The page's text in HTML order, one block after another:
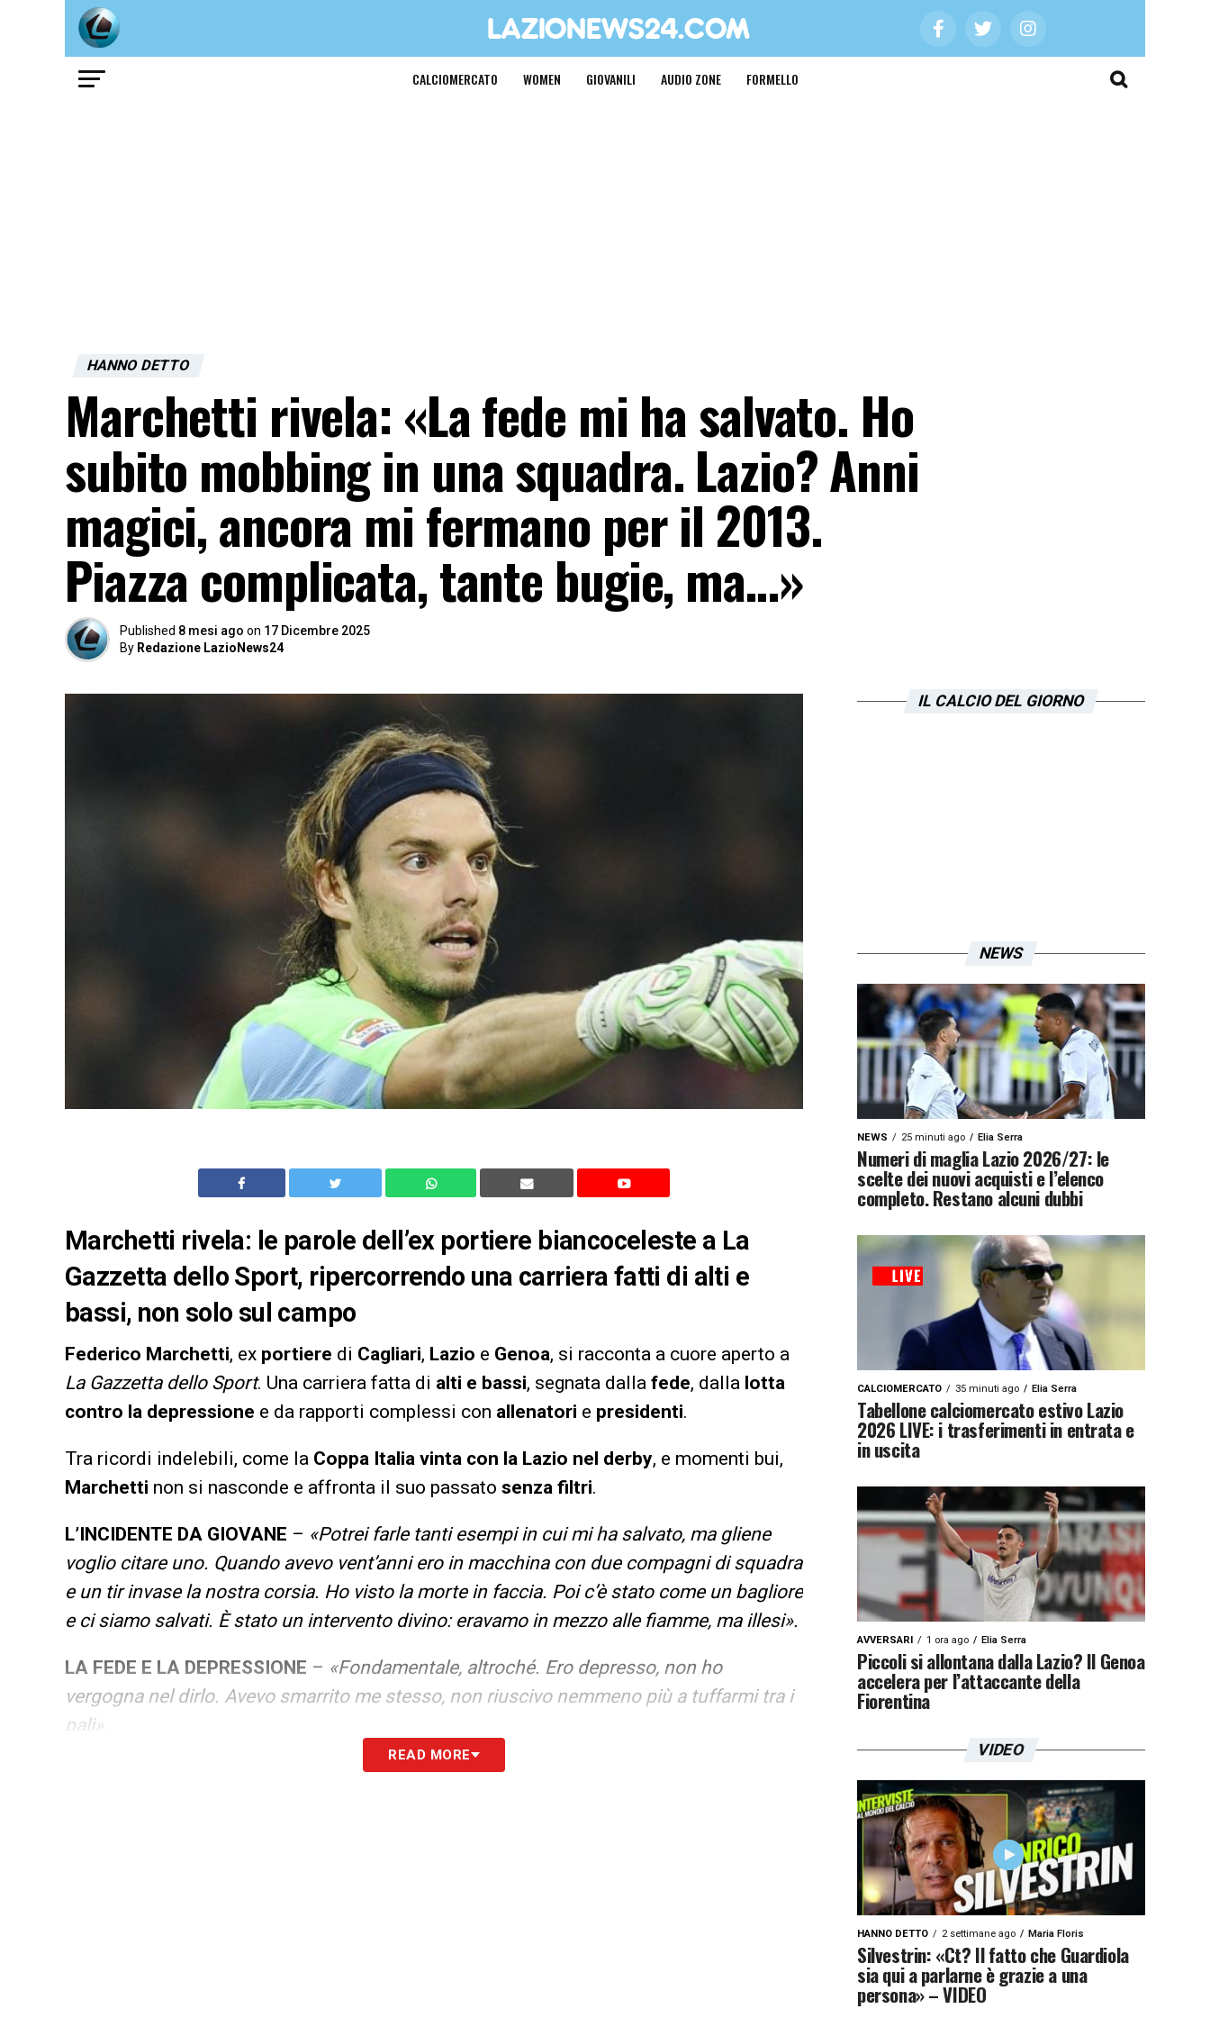
CALCIOMERCATO WOMEN GIOVANILI AUDIO ZONE FORMELLO
HANNO DETTO
Marchetti rivela: «La fede mi ha salvato. Ho
subito mobbing in una squadra. Lazio? Anni
magici, ancora mi fermano per il 2013.
Piazza complicata, tante bugie, ma…»
Published 8 mesi ago on 17 Dicembre 2025
By Redazione LazioNews24
Marchetti rivela: le parole dell’ex portiere biancoceleste a La
Gazzetta dello Sport, ripercorrendo una carriera fatti di alti e
bassi, non solo sul campo
Federico Marchetti, ex portiere di Cagliari, Lazio e Genoa, si racconta a cuore aperto a
La Gazzetta dello Sport. Una carriera fatta di alti e bassi, segnata dalla fede, dalla lotta
contro la depressione e da rapporti complessi con allenatori e presidenti.
Tra ricordi indelebili, come la Coppa Italia vinta con la Lazio nel derby, e momenti bui,
Marchetti non si nasconde e affronta il suo passato senza filtri.
L’INCIDENTE DA GIOVANE – «Potrei farle tanti esempi in cui mi ha salvato, ma gliene
voglio citare uno. Quando avevo vent’anni ero in macchina con due compagni di squadra
e un tir invase la nostra corsia. Ho visto la morte in faccia. Poi c’è stato come un bagliore
e ci siamo salvati. È stato un intervento divino: eravamo in mezzo alle fiamme, ma illesi».
LA FEDE E LA DEPRESSIONE – «Fondamentale, altroché. Ero depresso, non ho
vergogna nel dirlo. Avevo smarrito me stesso, non riuscivo nemmeno più a tuffarmi tra i
pali».
«Stavo male, non ero nello stato mentale adatto per scendere
READ MORE
IL CALCIO DEL GIORNO
NEWS
NEWS 25 minuti ago Elia Serra
Numeri di maglia Lazio 2026/27: le
scelte dei nuovi acquisti e l’elenco
completo. Restano alcuni dubbi
CALCIOMERCATO 35 minuti ago Elia Serra
Tabellone calciomercato estivo Lazio
2026 LIVE: i trasferimenti in entrata e
in uscita
AVVERSARI 1 ora ago Elia Serra
Piccoli si allontana dalla Lazio? Il Genoa
accelera per l’attaccante della
Fiorentina
VIDEO
HANNO DETTO 2 settimane ago Maria Floris
Silvestrin: «Ct? Il fatto che Guardiola
sia qui a parlarne è grazie a una
persona» – VIDEO